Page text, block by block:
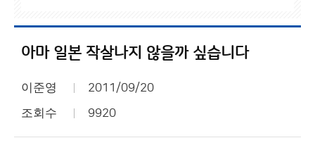
아마 일본 작살나지 않을까 싶습니다
이준영 2011/09/20
조회수 9920